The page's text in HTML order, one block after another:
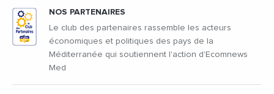
NOS PARTENAIRES
Le club des partenaires rassemble les acteurs
économiques et politiques des pays de la
Méditerranée qui soutiennent l'action d'Ecomnews
Med